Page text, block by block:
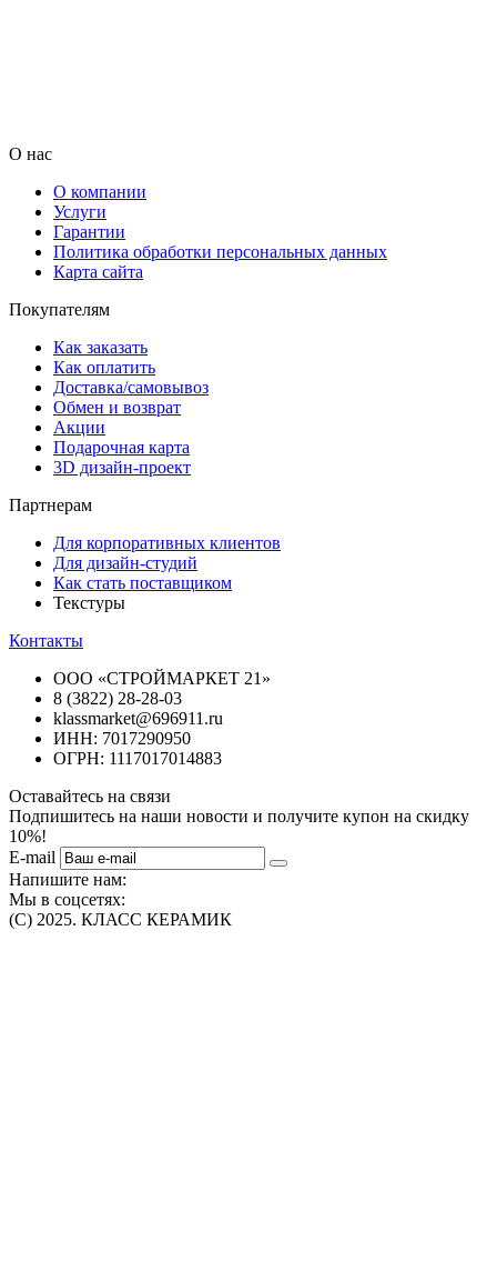
О нас
О компании
Услуги
Гарантии
Политика обработки персональных данных
Карта сайта
Покупателям
Как заказать
Как оплатить
Доставка/самовывоз
Обмен и возврат
Акции
Подарочная карта
3D дизайн-проект
Партнерам
Для корпоративных клиентов
Для дизайн-студий
Как стать поставщиком
Текстуры
Контакты
ООО «СТРОЙМАРКЕТ 21»
8 (3822) 28-28-03
klassmarket@696911.ru
ИНН: 7017290950
ОГРН: 1117017014883
Оставайтесь на связи
Подпишитесь на наши новости и получите купон на скидку
10%!
E-mail
Напишите нам:
Мы в соцсетях:
(C) 2025. КЛАСС КЕРАМИК